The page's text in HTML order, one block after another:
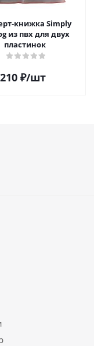
книжка Simply
из пвх для двух
пластинок
210 ₽/шт